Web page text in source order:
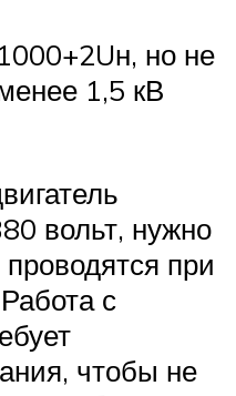
1000+2Uн, но не
1,5 кВ
вольт, нужно
при
с
чтобы не